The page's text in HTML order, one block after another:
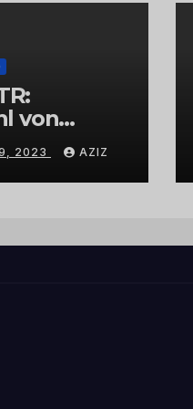
von
2023 AZIZ